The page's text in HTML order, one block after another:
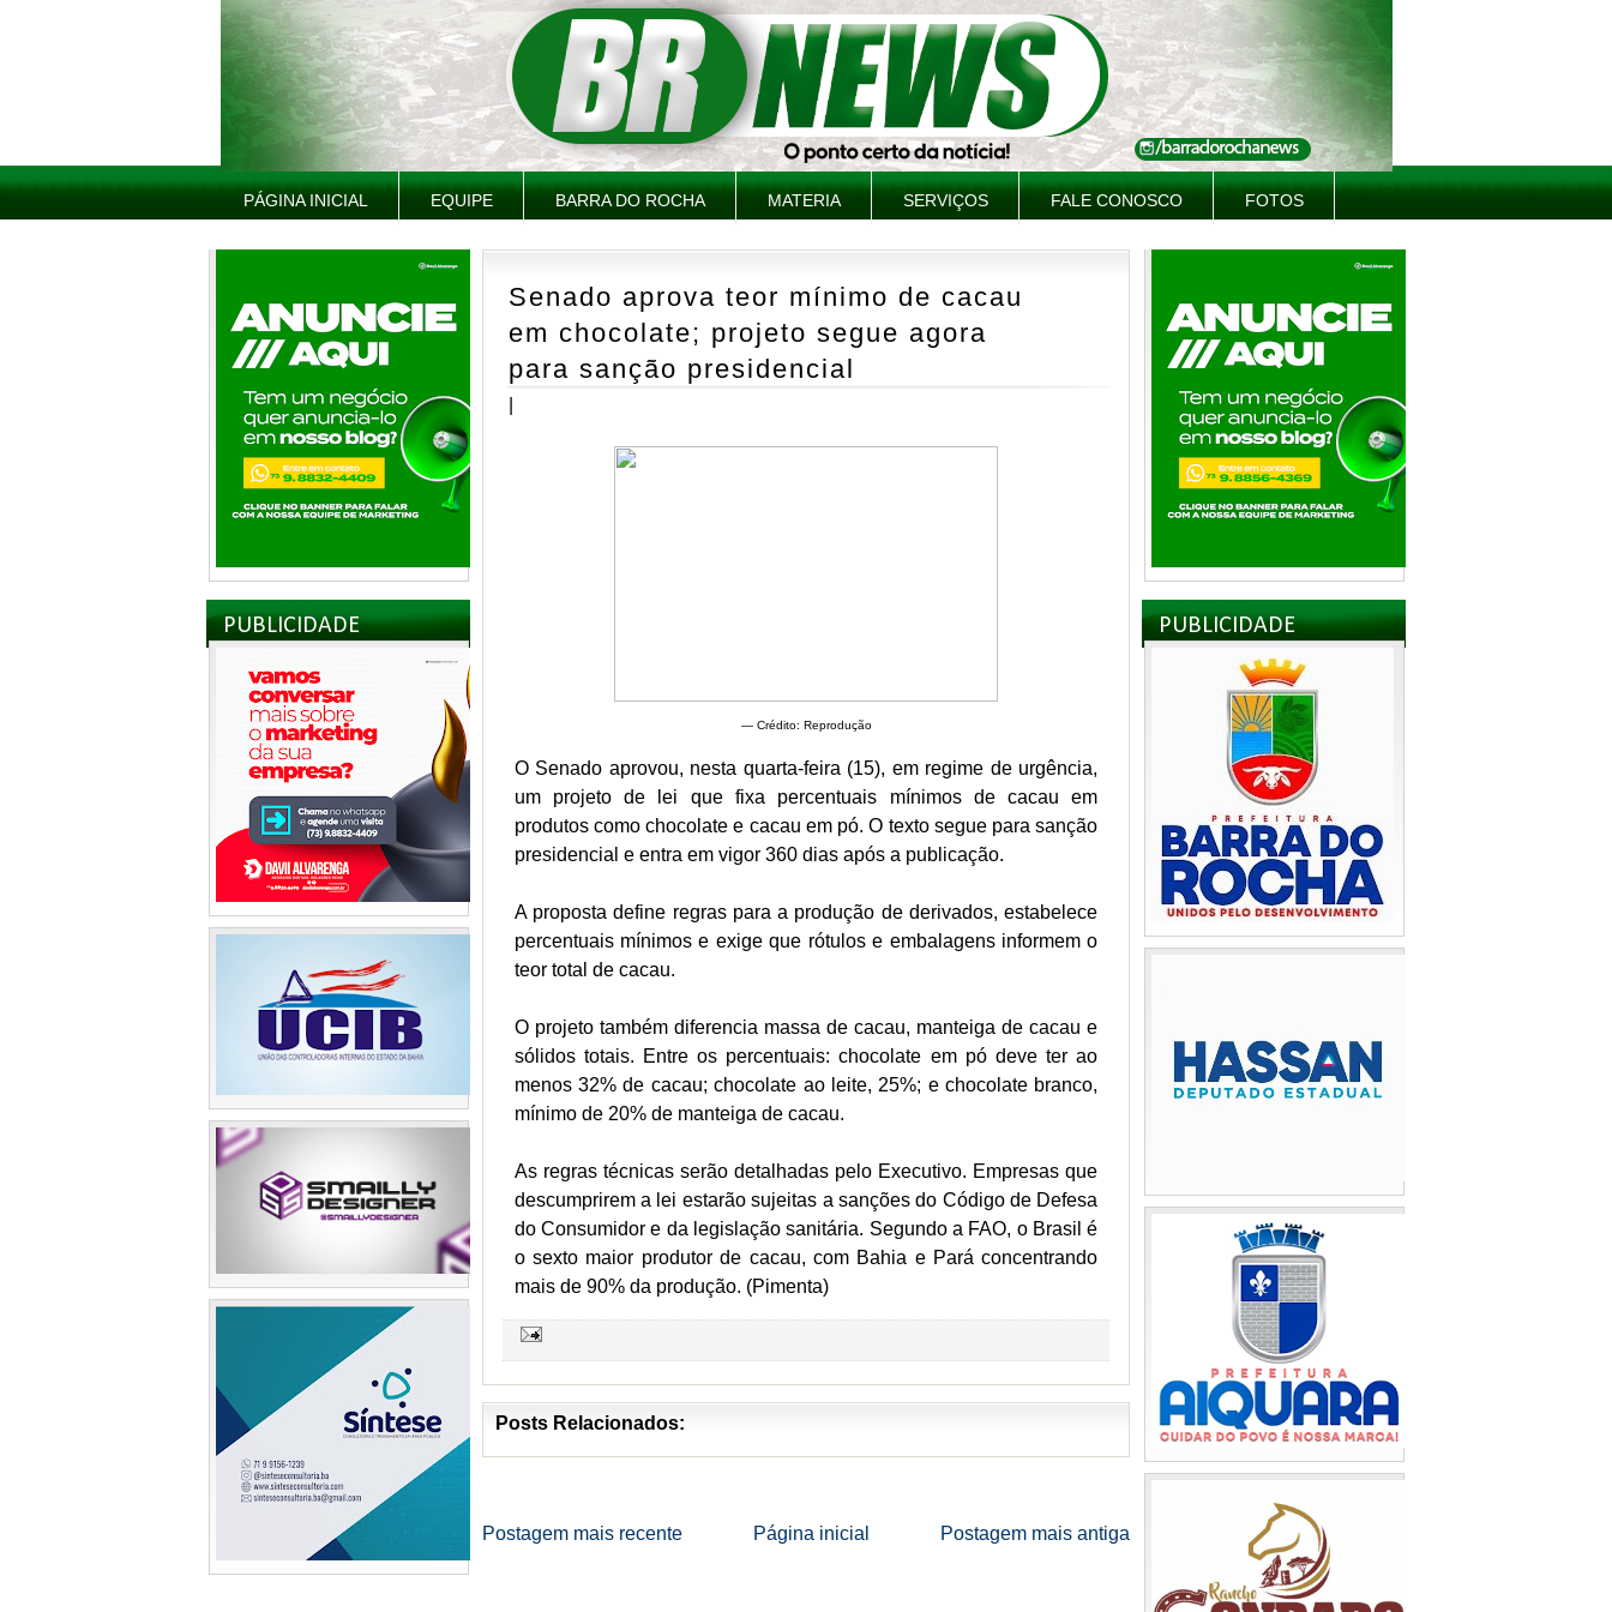
PÁGINA INICIAL EQUIPE BARRA DO ROCHA MATERIA SERVIÇOS FALE CONOSCO FOTOS
PUBLICIDADE
Senado aprova teor mínimo de cacau
em chocolate; projeto segue agora
para sanção presidencial
— Crédito: Reprodução
O Senado aprovou, nesta quarta-feira (15), em regime de urgência,
um projeto de lei que fixa percentuais mínimos de cacau em
produtos como chocolate e cacau em pó. O texto segue para sanção
presidencial e entra em vigor 360 dias após a publicação.
A proposta define regras para a produção de derivados, estabelece
percentuais mínimos e exige que rótulos e embalagens informem o
teor total de cacau.
O projeto também diferencia massa de cacau, manteiga de cacau e
sólidos totais. Entre os percentuais: chocolate em pó deve ter ao
menos 32% de cacau; chocolate ao leite, 25%; e chocolate branco,
mínimo de 20% de manteiga de cacau.
As regras técnicas serão detalhadas pelo Executivo. Empresas que
descumprirem a lei estarão sujeitas a sanções do Código de Defesa
do Consumidor e da legislação sanitária. Segundo a FAO, o Brasil é
o sexto maior produtor de cacau, com Bahia e Pará concentrando
mais de 90% da produção. (Pimenta)
Posts Relacionados:
Postagem mais recente Postagem mais antiga
Página inicial
PUBLICIDADE